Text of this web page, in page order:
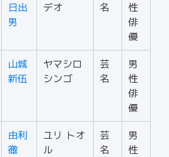
日出
男
デオ
名
性
俳
優
山城
新伍
ヤマシロ
シンゴ
芸
名
男
性
俳
優
由利
徹
ユリ トオ
ル
芸
名
男
性